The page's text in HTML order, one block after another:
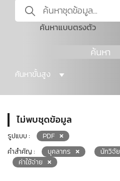
ค้นหาแบบตรงตัว
ค้นหา
ค้นหาขั้นสูง
ไม่พบชุดข้อมูล
รูปแบบ :
PDF
คำสำคัญ :
บุคลากร นักวิจัย
ค่าใช้จ่าย